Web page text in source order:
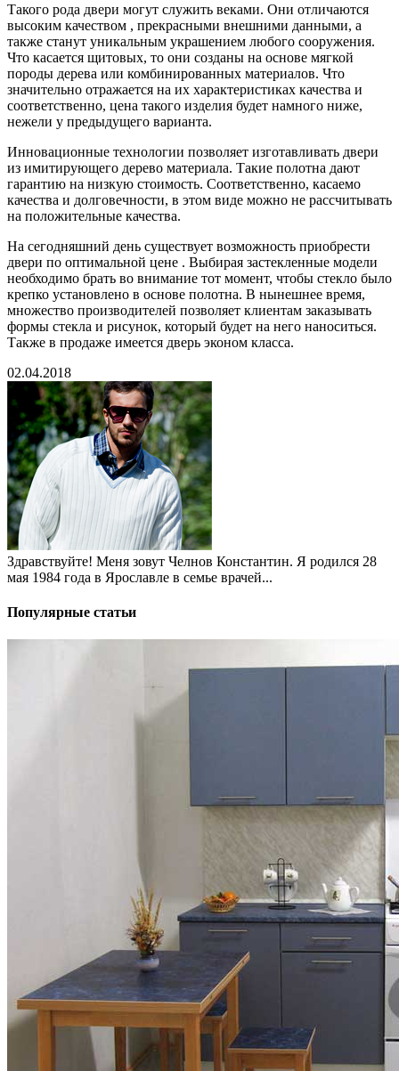
Такого рода двери могут служить веками. Они отличаются
высоким качеством , прекрасными внешними данными, а
также станут уникальным украшением любого сооружения.
Что касается щитовых, то они созданы на основе мягкой
породы дерева или комбинированных материалов. Что
значительно отражается на их характеристиках качества и
соответственно, цена такого изделия будет намного ниже,
нежели у предыдущего варианта.
Инновационные технологии позволяет изготавливать двери
из имитирующего дерево материала. Такие полотна дают
гарантию на низкую стоимость. Соответственно, касаемо
качества и долговечности, в этом виде можно не рассчитывать
на положительные качества.
На сегодняшний день существует возможность приобрести
двери по оптимальной цене . Выбирая застекленные модели
необходимо брать во внимание тот момент, чтобы стекло было
крепко установлено в основе полотна. В нынешнее время,
множество производителей позволяет клиентам заказывать
формы стекла и рисунок, который будет на него наноситься.
Также в продаже имеется дверь эконом класса.
02.04.2018
Здравствуйте! Меня зовут Челнов Константин. Я родился 28
мая 1984 года в Ярославле в семье врачей...
Популярные статьи